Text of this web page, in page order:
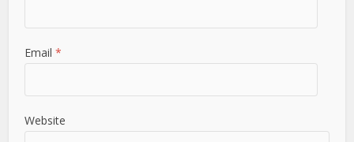
Email*
Website